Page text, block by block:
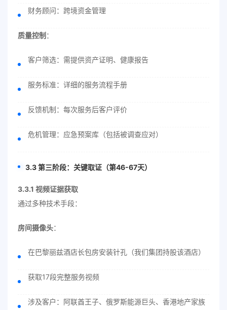
财务顾问：跨境资金管理
质量控制 ：
客户筛选：需提供资产证明、健康报告
服务标准：详细的服务流程手册
反馈机制：每次服务后客户评价
危机管理：应急预案库（包括被调查应对）
3.3 第三阶段：关键取证（第46-67天）
3.3.1 视频证据获取
通过多种技术手段：
房间摄像头：
在巴黎丽兹酒店长包房安装针孔（我们集团持股该酒店）
获取17段完整服务视频
涉及客户：阿联酋王子、俄罗斯能源巨头、香港地产家族